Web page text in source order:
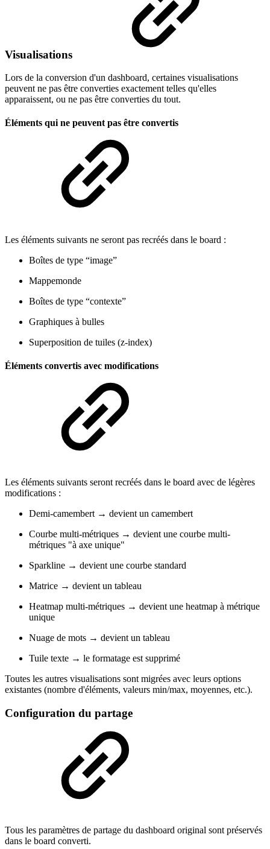
Visualisations
Lors de la conversion d'un dashboard, certaines visualisations
peuvent ne pas être converties exactement telles qu'elles
apparaissent, ou ne pas être converties du tout.
Éléments qui ne peuvent pas être convertis
Les éléments suivants ne seront pas recréés dans le board :
Boîtes de type “image”
Mappemonde
Boîtes de type “contexte”
Graphiques à bulles
Superposition de tuiles (z-index)
Éléments convertis avec modifications
Les éléments suivants seront recréés dans le board avec de légères
modifications :
Demi-camembert → devient un camembert
Courbe multi-métriques → devient une courbe multi-
métriques "à axe unique"
Sparkline → devient une courbe standard
Matrice → devient un tableau
Heatmap multi-métriques → devient une heatmap à métrique
unique
Nuage de mots → devient un tableau
Tuile texte → le formatage est supprimé
Toutes les autres visualisations sont migrées avec leurs options
existantes (nombre d'éléments, valeurs min/max, moyennes, etc.).
Configuration du partage
Tous les paramètres de partage du dashboard original sont préservés
dans le board converti.